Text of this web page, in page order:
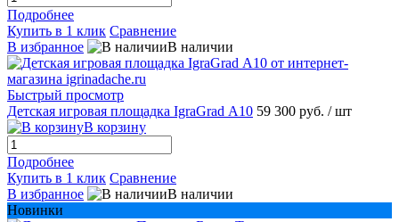
Подробнее
Купить в 1 клик Сравнение
В избранное
В наличии
Быстрый просмотр
Детская игровая площадка IgraGrad А10 59 300 руб. / шт
В корзину
Подробнее
Купить в 1 клик Сравнение
В избранное
В наличии
Новинки